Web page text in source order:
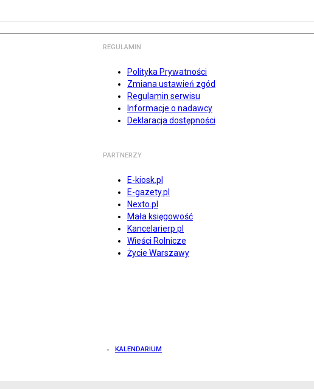
REGULAMIN
Polityka Prywatności
Zmiana ustawień zgód
Regulamin serwisu
Informacje o nadawcy
Deklaracja dostępności
PARTNERZY
E-kiosk.pl
E-gazety.pl
Nexto.pl
Mała księgowość
Kancelarierp.pl
Wieści Rolnicze
Życie Warszawy
KALENDARIUM